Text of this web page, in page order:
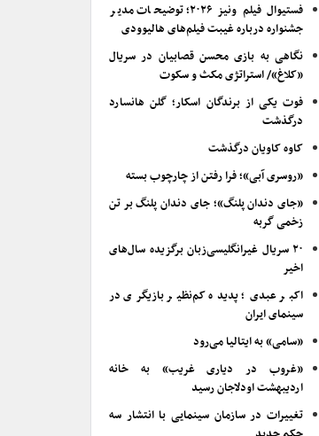
فستیوال فیلم ونیز ۲۰۲۶؛ توضیحات مدیر
جشنواره درباره غیبت فیلم‌های هالیوودی
نگاهی به بازی محسن قصابیان در سریال
«کلاغ»/ استراتژی مکث و سکوت
فوت یکی از برندگان اسکار؛ گلن هانسارد
درگذشت
کاوه کاویان درگذشت
«روسری آبی»؛ فرا رفتن از چارچوب بسته
«جای دندان پلنگ»؛ جای دندان پلنگ بر تن
زخمی گربه
۲۰ سریال غیرانگلیسی‌زبان برگزیده سال‌های
اخیر
اکبر عبدی؛ پدیده کم‌نظیر بازیگری در
سینمای ایران
«سامی» به ایتالیا می‌رود
«غروب در دیاری غریب» به خانه
اردیبهشت اودلاجان رسید
تغییرات در سازمان سینمایی با انتشار سه